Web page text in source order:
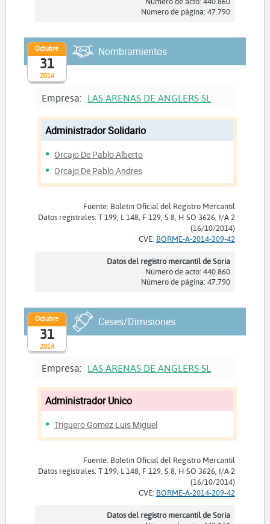
Número de página: 47.790
2014
Octubre
31
Nombramientos
Empresa: LAS ARENAS DE ANGLERS SL
Administrador Solidario
Orcajo De Pablo Alberto
Orcajo De Pablo Andres
Fuente: Boletín Oficial del Registro Mercantil
Datos registrales: T 199, L 148, F 129, S 8, H SO 3626, I/A 2
(16/10/2014)
CVE: BORME-A-2014-209-42
Datos del registro mercantil de Soria
Número de acto: 440.860
Número de página: 47.790
2014
Octubre
31
Ceses/Dimisiones
Empresa: LAS ARENAS DE ANGLERS SL
Administrador Unico
Triguero Gomez Luis Miguel
Fuente: Boletín Oficial del Registro Mercantil
Datos registrales: T 199, L 148, F 129, S 8, H SO 3626, I/A 2
(16/10/2014)
CVE: BORME-A-2014-209-42
Datos del registro mercantil de Soria